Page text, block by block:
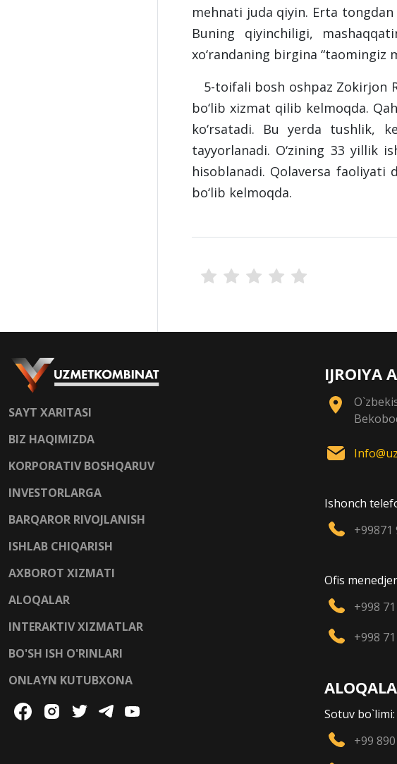
mehnati juda qiyin. Erta
Buning qiyinchiligi,
xo‘randaning birgina “taomingiz
5-toifali bosh oshpaz Zokirjon
bo‘lib xizmat qilib kelmoqda.
ko‘rsatadi. Bu yerda tushlik,
tayyorlanadi. O‘zining 33 yillik
hisoblanadi. Qolaversa faoliyati
bo‘lib kelmoqda.
SAYT XARITASI
BIZ HAQIMIZDA
KORPORATIV BOSHQARUV
INVESTORLARGA
BARQAROR RIVOJLANISH
ISHLAB CHIQARISH
AXBOROT XIZMATI
ALOQALAR
INTERAKTIV XIZMATLAR
BO'SH ISH O'RINLARI
ONLAYN KUTUBXONA
IJROIYA
Ishonch
+99871
Ofis
+998
+998
Sotuv bo`limi:
+99